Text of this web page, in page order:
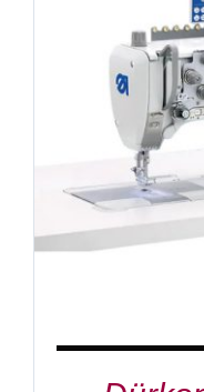
IN DEN